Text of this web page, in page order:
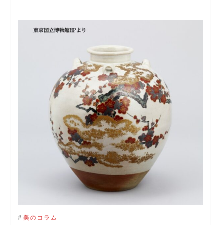
# 美のコラム